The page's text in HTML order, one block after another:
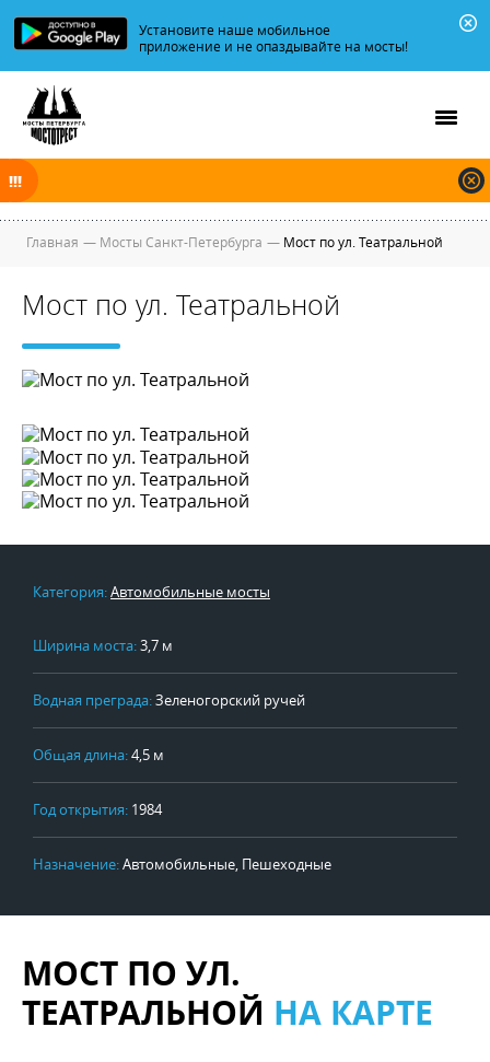
Установите наше мобильное
приложение и не опаздывайте на мосты!
разводятся по графику.
Главная — Мосты Санкт-Петербурга — Мост по ул. Театральной
Мост по ул. Театральной
Категория:Автомобильные мосты
Ширина моста:3,7 м
Водная преграда:Зеленогорский ручей
Общая длина:4,5 м
Год открытия: 1984
Назначение:Автомобильные, Пешеходные
МОСТ ПО УЛ.
ТЕАТРАЛЬНОЙ НА КАРТЕ